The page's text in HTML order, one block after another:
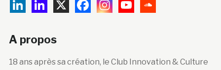
A propos
18 ans après sa création, le Club Innovation & Culture